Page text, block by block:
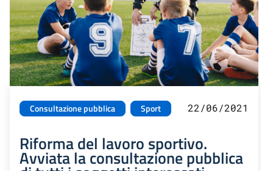
Consultazione pubblica Sport 22/06/2021
Riforma del lavoro sportivo.
Avviata la consultazione pubblica